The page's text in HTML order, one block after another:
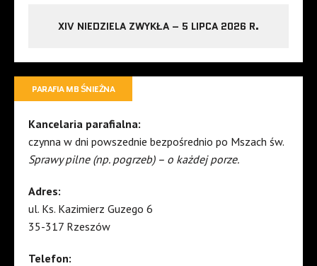
XIV NIEDZIELA ZWYKŁA – 5 LIPCA 2026 R.
PARAFIA MB ŚNIEŻNA
Kancelaria parafialna:
czynna w dni powszednie bezpośrednio po Mszach św.
Sprawy pilne (np. pogrzeb) – o każdej porze.
Adres:
ul. Ks. Kazimierz Guzego 6
35-317 Rzeszów
Telefon: